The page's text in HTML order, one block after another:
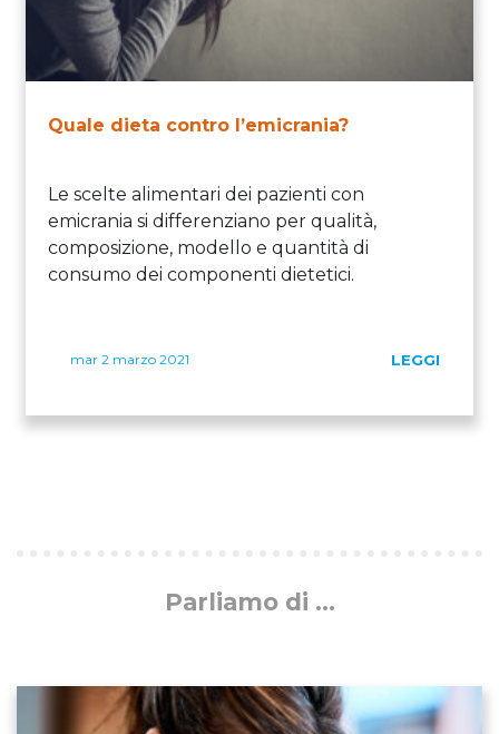
Quale dieta contro l’emicrania?
Le scelte alimentari dei pazienti con
emicrania si differenziano per qualità,
composizione, modello e quantità di
consumo dei componenti dietetici.
mar 2 marzo 2021 LEGGI
Parliamo di ...